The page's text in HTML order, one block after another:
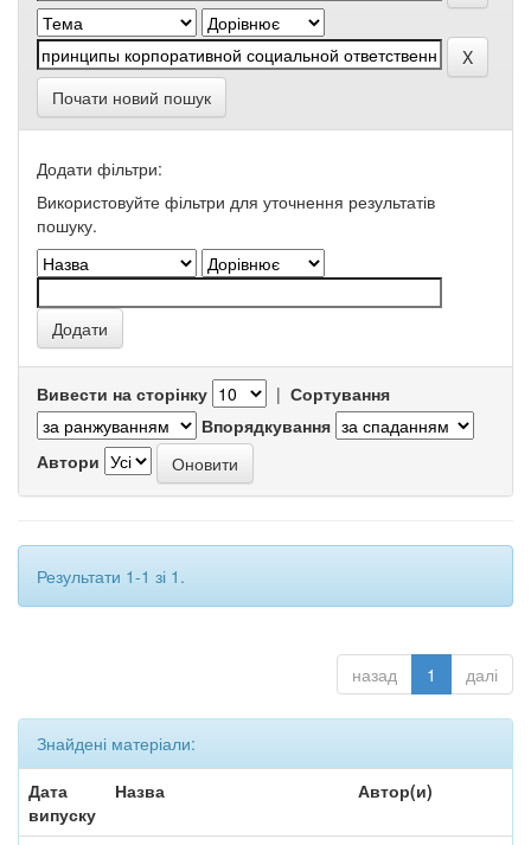
Почати новий пошук
Додати фільтри:
Використовуйте фільтри для уточнення результатів
пошуку.
Вивести на сторінку | Сортування
Впорядкування
Автори
Результати 1-1 зі 1.
назад 1 далі
Знайдені матеріали:
Дата
випуску
Назва Автор(и)